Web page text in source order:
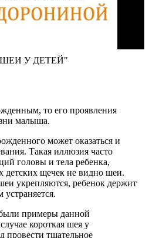
У ДЕТЕЙ"
то его проявления
малыша.
может оказаться и
Такая иллюзия часто
головы и тела ребенка,
детских щечек не видно шеи.
укрепляются, ребенок держит
примеры данной
короткая шея у
провести тщательное